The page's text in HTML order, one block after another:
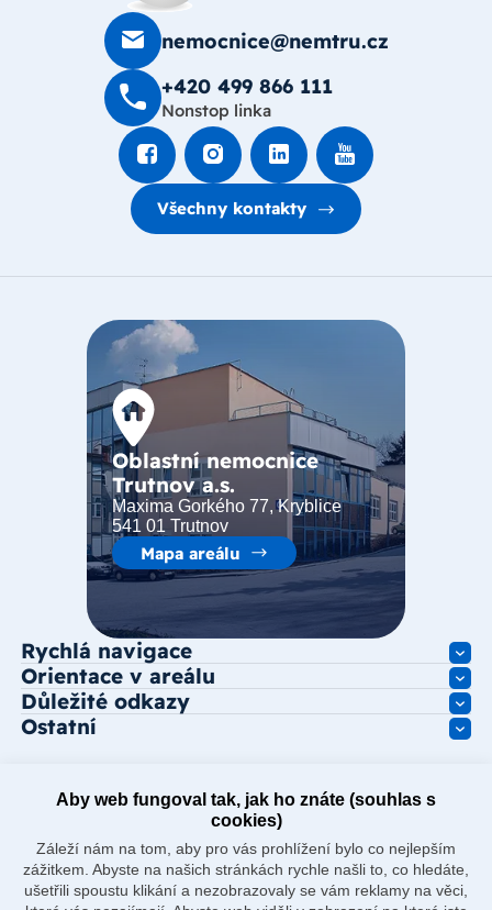
nemocnice@nemtru.cz
+420 499 8­66 111
Nonstop linka
Všechny kontakty
Oblastní nemocnice
Trutnov a.s.
Maxima Gorkého 77, Kryblice
541 01 Trutnov
Mapa areálu
Rychlá navigace
Orientace v areálu
Důležité odkazy
Ostatní
Aby web fungoval tak, jak ho znáte (souhlas s
cookies)
Záleží nám na tom, aby pro vás prohlížení bylo co nejlepším
zážitkem. Abyste na našich stránkách rychle našli to, co hledáte,
ušetřili spoustu klikání a nezobrazovaly se vám reklamy na věci,